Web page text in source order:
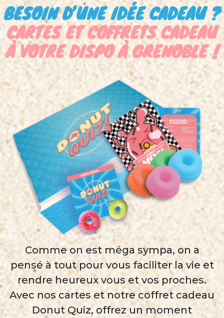
BESOIN D’UNE IDÉE CADEAU ?
CARTES ET COFFRETS CADEAU
À VOTRE DISPO À GRENOBLE !
Comme on est méga sympa, on a
pensé à tout pour vous faciliter la vie et
rendre heureux vous et vos proches.
Avec nos cartes et notre coffret cadeau
Donut Quiz, offrez un moment